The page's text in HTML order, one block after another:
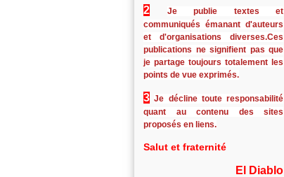
2
Je publie textes et
communiqués émanant d'auteurs
et d'organisations diverses.Ces
publications ne signifient pas que
je partage toujours totalement les
points de vue exprimés.
3 Je décline toute responsabilité
quant au contenu des sites
proposés en liens.
Salut et fraternité
El Diablo